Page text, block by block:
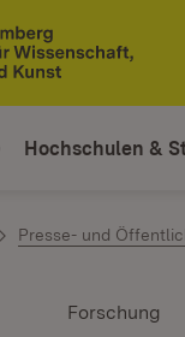
Hochschulen &
Presse- und
Forschung